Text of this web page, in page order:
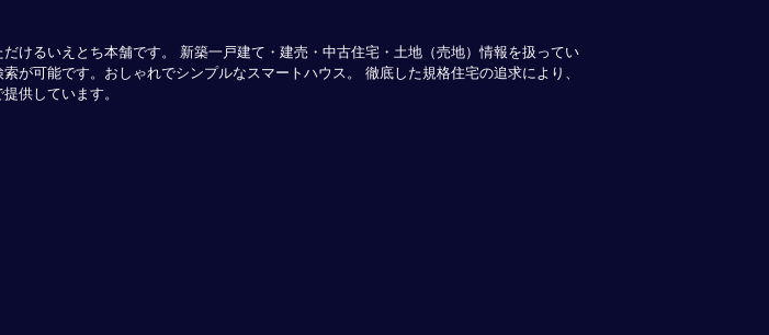
けるいえとち本舗です。 新築一戸建て・建売・中古住宅・土地（売地）情報を扱ってい
が可能です。おしゃれでシンプルなスマートハウス。 徹底した規格住宅の追求により、
供しています。